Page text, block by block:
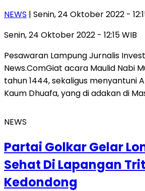
NEWS | Senin, 24 Oktober 2022 -
Senin, 24 Oktober 2022 - 12:15 WIB
Pesawaran Lampung Jurnalis
News.ComGiat acara Maulid Nabi
tahun 1444, sekaligus menyantuni
Kaum Dhuafa, yang di adakan di
NEWS
Partai Golkar Gelar
Sehat Di Lapangan
Kedondong